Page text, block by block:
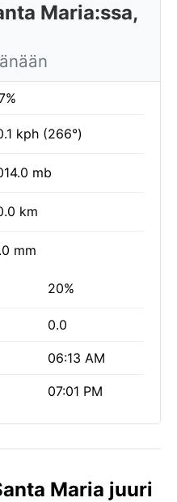
Maria:ssa,
kph (266°)
mb
km
mm
20%
0.0
06:13 AM
07:01 PM
Maria juuri